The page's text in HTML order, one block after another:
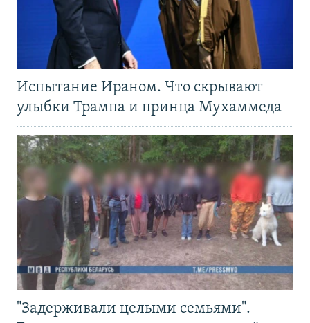
Испытание Ираном. Что скрывают
улыбки Трампа и принца Мухаммеда
"Задерживали целыми семьями".